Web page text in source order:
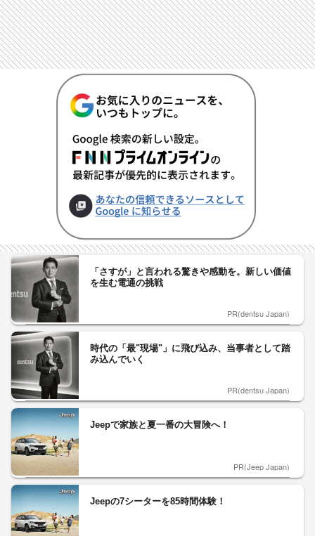
「さすが」と言われる驚きや感動を。新しい価値
を生む電通の挑戦
PR(dentsu Japan)
時代の「最"現場"」に飛び込み、当事者として踏
み込んでいく
PR(dentsu Japan)
Jeepで家族と夏一番の大冒険へ！
PR(Jeep Japan)
Jeepの7シーターを85時間体験！